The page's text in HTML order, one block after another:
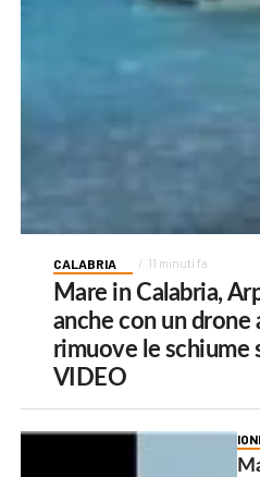
CALABRIA 11 minuti fa
Mare in Calabria,
anche con un drone
rimuove le schiume
VIDEO